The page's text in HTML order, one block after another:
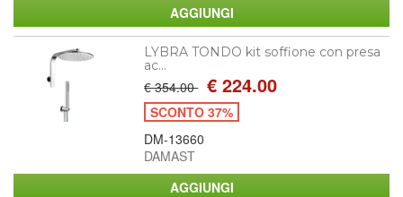
LYBRA TONDO kit soffione con presa
ac...
€ 354.00 € 224.00
SCONTO 37%
DM-13660
DAMAST